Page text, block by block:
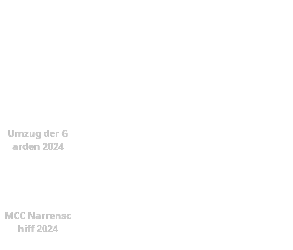
Umzug der G
arden 2024
MCC Narrensc
hiff 2024